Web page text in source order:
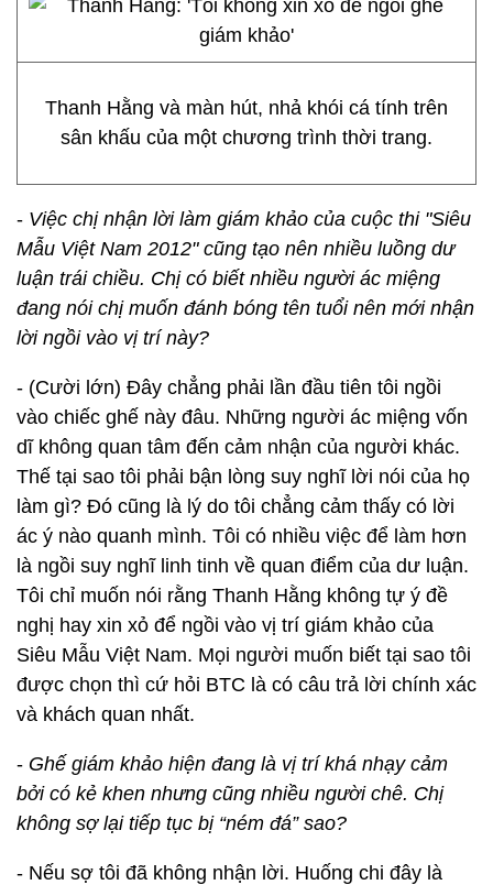
Thanh Hằng và màn hút, nhả khói cá tính trên
sân khấu của một chương trình thời trang.
- Việc chị nhận lời làm giám khảo của cuộc thi "Siêu
Mẫu Việt Nam 2012" cũng tạo nên nhiều luồng dư
luận trái chiều. Chị có biết nhiều người ác miệng
đang nói chị muốn đánh bóng tên tuổi nên mới nhận
lời ngồi vào vị trí này?
- (Cười lớn) Đây chẳng phải lần đầu tiên tôi ngồi
vào chiếc ghế này đâu. Những người ác miệng vốn
dĩ không quan tâm đến cảm nhận của người khác.
Thế tại sao tôi phải bận lòng suy nghĩ lời nói của họ
làm gì? Đó cũng là lý do tôi chẳng cảm thấy có lời
ác ý nào quanh mình. Tôi có nhiều việc để làm hơn
là ngồi suy nghĩ linh tinh về quan điểm của dư luận.
Tôi chỉ muốn nói rằng Thanh Hằng không tự ý đề
nghị hay xin xỏ để ngồi vào vị trí giám khảo của
Siêu Mẫu Việt Nam. Mọi người muốn biết tại sao tôi
được chọn thì cứ hỏi BTC là có câu trả lời chính xác
và khách quan nhất.
- Ghế giám khảo hiện đang là vị trí khá nhạy cảm
bởi có kẻ khen nhưng cũng nhiều người chê. Chị
không sợ lại tiếp tục bị “ném đá” sao?
- Nếu sợ tôi đã không nhận lời. Huống chi đây là